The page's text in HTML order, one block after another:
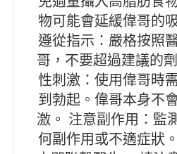
物可能會延緩偉哥的
遵從指示：嚴格按照
哥，不要超過建議的
性刺激：使用偉哥時
到勃起。偉哥本身不
激。 注意副作用：監
何副作用或不適症狀